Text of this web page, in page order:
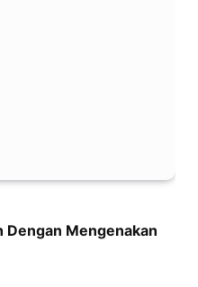
Dengan Mengenakan